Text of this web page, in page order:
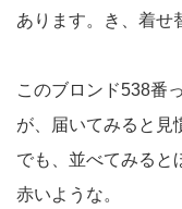
あります。き、着せ
このブロンド538番
が、届いてみると見
でも、並べてみると
赤いような。